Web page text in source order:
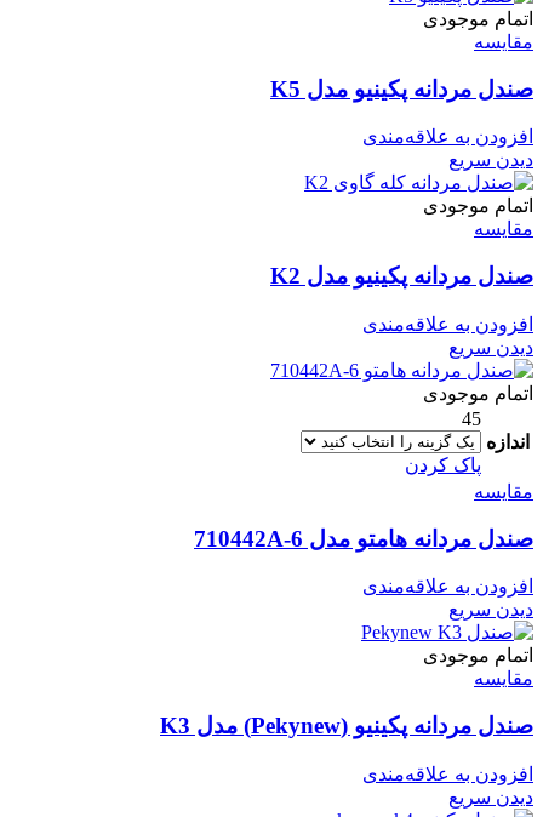
اتمام موجودی
مقایسه
صندل مردانه پکینیو مدل K5
افزودن به علاقه‌مندی
دیدن سریع
اتمام موجودی
مقایسه
صندل مردانه پکینیو مدل K2
افزودن به علاقه‌مندی
دیدن سریع
اتمام موجودی
اندازه
45
پاک کردن
مقایسه
صندل مردانه هامتو مدل 710442A-6
افزودن به علاقه‌مندی
دیدن سریع
اتمام موجودی
مقایسه
صندل مردانه پکینیو (Pekynew) مدل K3
افزودن به علاقه‌مندی
دیدن سریع